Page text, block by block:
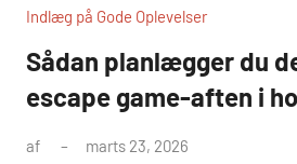
Indlæg på Gode Oplevelser
Sådan planlægger du
escape game-aften i
af marts 23, 2026